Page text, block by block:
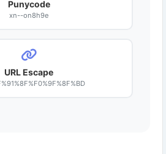
Punycode
xn--on8h9e
URL Escape